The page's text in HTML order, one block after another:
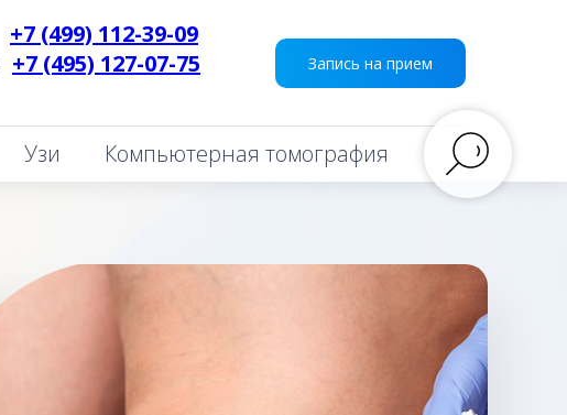
+7 (499) 112-39-09
+7 (495) 127-07-75 Запись на прием
Узи Компьютерная томография